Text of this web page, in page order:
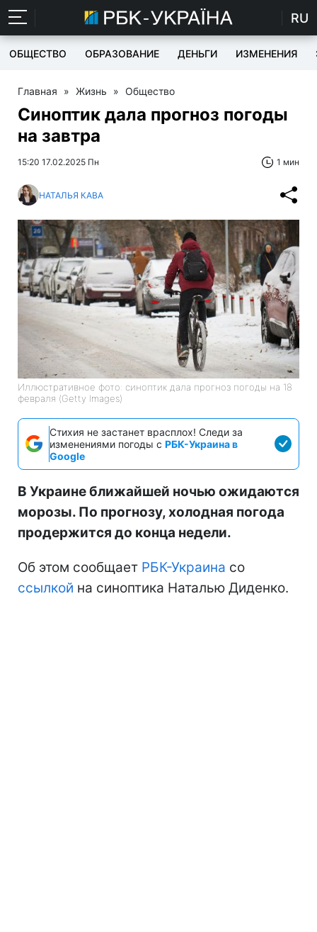
RU
ОБЩЕСТВО ОБРАЗОВАНИЕ ДЕНЬГИ ИЗМЕНЕНИЯ
Главная » Жизнь » Общество
Синоптик дала прогноз погоды
на завтра
15:20 17.02.2025 Пн 1 мин
НАТАЛЬЯ КАВА
Иллюстративное фото: синоптик дала прогноз погоды на 18
февраля (Getty Images)
Стихия не застанет врасплох! Следи за
изменениями погоды с РБК-Украина в
Google
В Украине ближайшей ночью ожидаются
морозы. По прогнозу, холодная погода
продержится до конца недели.
Об этом сообщает РБК-Украина со
ссылкой на синоптика Наталью Диденко.